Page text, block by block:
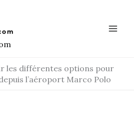
les différentes options pour
l’aéroport Marco Polo